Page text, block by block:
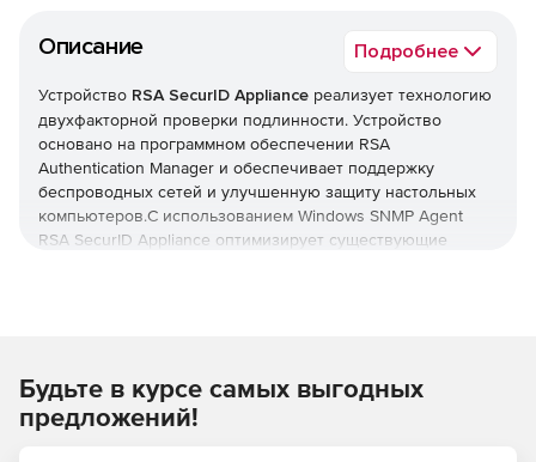
Описание Подробнее
Устройство RSA SecurID Appliance реализует технологию
двухфакторной проверки подлинности. Устройство
основано на программном обеспечении RSA
Authentication Manager и обеспечивает поддержку
беспроводных сетей и улучшенную защиту настольных
компьютеров.С использованием Windows SNMP Agent
RSA SecurID Appliance оптимизирует существующие
вариантах и с дополнительными опциями.
RSA SecurID Appliance for Large Enterprises
Будьте в курсе самых выгодных
предложений!